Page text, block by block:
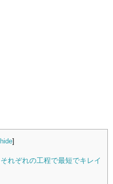
hide]
れぞれの工程で最短でキレイ